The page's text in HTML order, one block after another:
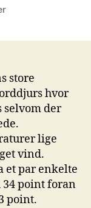
til
årets
store
juleturnering
—
Breaking
store
hvor
der
lige
vind.
et par enkelte
point foran
point.